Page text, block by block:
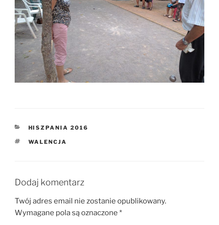
KATEGORIE
HISZPANIA 2016
TAGI
WALENCJA
Dodaj komentarz
Twój adres email nie zostanie opublikowany.
Wymagane pola są oznaczone *